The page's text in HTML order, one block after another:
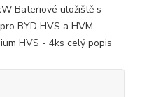
Bateriové uložiště s
BYD HVS a HVM
HVS - 4ks celý popis